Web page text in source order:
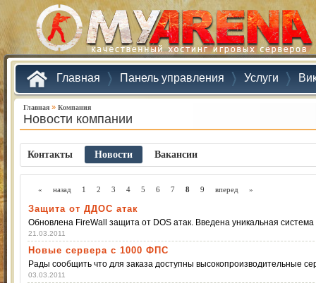
Главная Панель управления Услуги
Главная » Компания
Новости компании
Контакты Новости Ваканcии
« назад 1 2 3 4 5 6 7 8 9 вперед »
Защита от ДДОС атак
Обновлена FireWall защита от DOS атак. Введена уникальная
21.03.2011
Новые сервера с 1000 ФПС
Рады сообщить что для заказа доступны высокопроизводительные
03.03.2011